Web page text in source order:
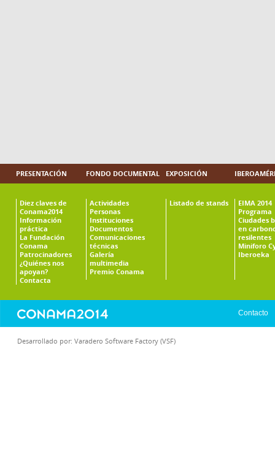
PRESENTACIÓN
Diez claves de
Conama2014
Información
práctica
La Fundación
Conama
Patrocinadores
¿Quiénes nos
apoyan?
Contacta
FONDO DOCUMENTAL
Actividades
Personas
Instituciones
Documentos
Comunicaciones
técnicas
Galería
multimedia
Premio Conama
EXPOSICIÓN
Listado de stands
EIMA 2014
Programa
Ciudades
en
resilentes
Miniforo
Iberoeka
Contacto
Desarrollado por: Varadero Software Factory (VSF)